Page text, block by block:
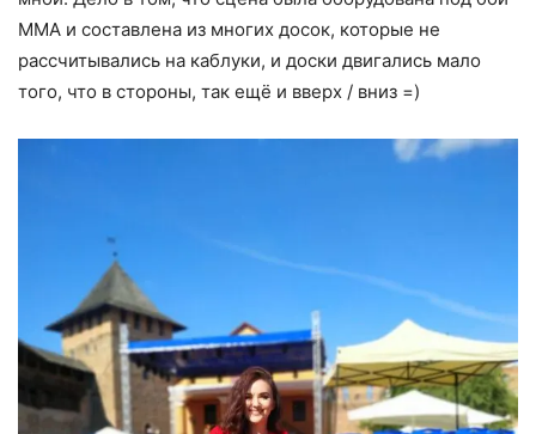
MMA и составлена ​​из многих досок, которые не
рассчитывались на каблуки, и доски двигались мало
того, что в стороны, так ещё и вверх / вниз =)